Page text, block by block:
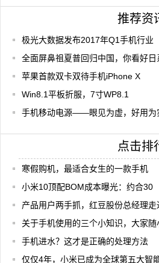
推荐资
极光大数据发布2017年Q1手机行业
全面屏鼻祖夏普回归中国，你看好日
苹果首款双卡双待手机iPhone X
Win8.1平板折服，7寸WP8.1
手机移动电源——眼见为虚，好用为
点击排
寒假购机，最适合女生的一款手机
小米10顶配BOM成本曝光：约合30
产品用户两手抓，红豆股份总经理走
关于手机使用的三个小知识，大家随
手机进水？这才是正确的处理方法
仅仅4年，小米已成为全球第五大智